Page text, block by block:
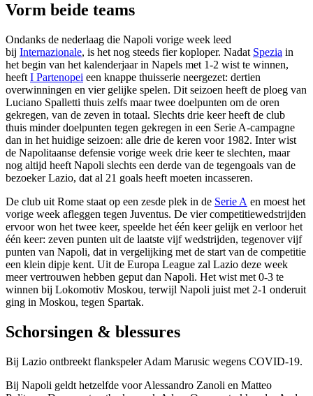
Vorm beide teams
Ondanks de nederlaag die Napoli vorige week leed
bij Internazionale, is het nog steeds fier koploper. Nadat Spezia in
het begin van het kalenderjaar in Napels met 1-2 wist te winnen,
heeft I Partenopei een knappe thuisserie neergezet: dertien
overwinningen en vier gelijke spelen. Dit seizoen heeft de ploeg van
Luciano Spalletti thuis zelfs maar twee doelpunten om de oren
gekregen, van de zeven in totaal. Slechts drie keer heeft de club
thuis minder doelpunten tegen gekregen in een Serie A-campagne
dan in het huidige seizoen: alle drie de keren voor 1982. Inter wist
de Napolitaanse defensie vorige week drie keer te slechten, maar
nog altijd heeft Napoli slechts een derde van de tegengoals van de
bezoeker Lazio, dat al 21 goals heeft moeten incasseren.
De club uit Rome staat op een zesde plek in de Serie A en moest het
vorige week afleggen tegen Juventus. De vier competitiewedstrijden
ervoor won het twee keer, speelde het één keer gelijk en verloor het
één keer: zeven punten uit de laatste vijf wedstrijden, tegenover vijf
punten van Napoli, dat in vergelijking met de start van de competitie
een klein dipje kent. Uit de Europa League zal Lazio deze week
meer vertrouwen hebben geput dan Napoli. Het wist met 0-3 te
winnen bij Lokomotiv Moskou, terwijl Napoli juist met 2-1 onderuit
ging in Moskou, tegen Spartak.
Schorsingen & blessures
Bij Lazio ontbreekt flankspeler Adam Marusic wegens COVID-19.
Bij Napoli geldt hetzelfde voor Alessandro Zanoli en Matteo